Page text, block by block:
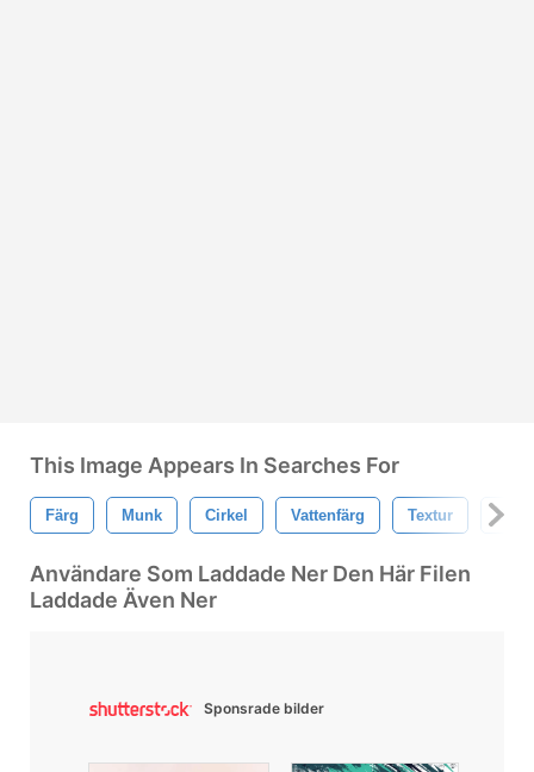
This Image Appears In Searches For
Färg Munk Cirkel Vattenfärg Textur
Användare Som Laddade Ner Den Här Filen
Laddade Även Ner
Sponsrade bilder